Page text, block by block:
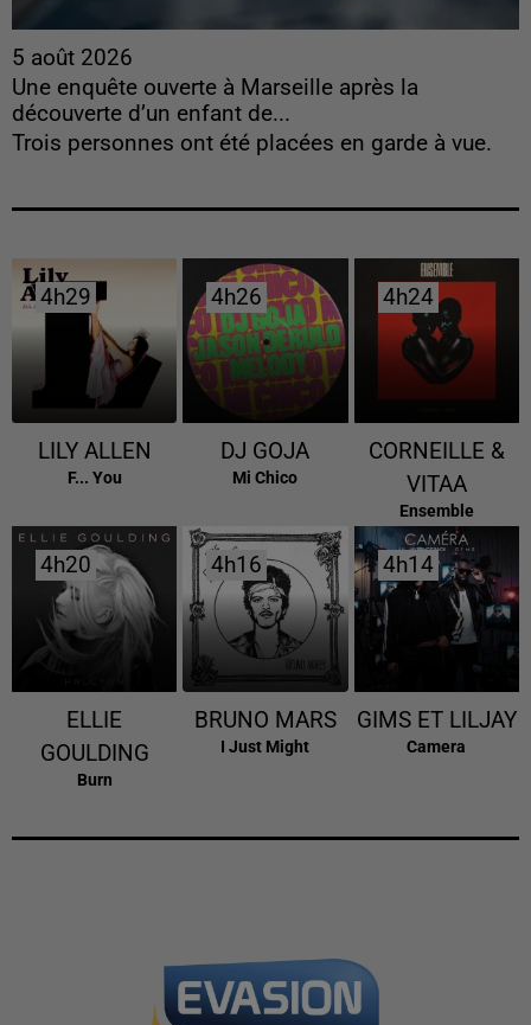
5 août 2026
Une enquête ouverte à Marseille après la
découverte d’un enfant de...
Trois personnes ont été placées en garde à vue.
4h29
4h29
LILY ALLEN
F... You
4h26
4h26
DJ GOJA
Mi Chico
4h24
4h24
CORNEILLE &
VITAA
Ensemble
4h20
4h20
ELLIE
GOULDING
Burn
4h16
4h16
BRUNO MARS
I Just Might
4h14
4h14
GIMS ET LILJAY
Camera